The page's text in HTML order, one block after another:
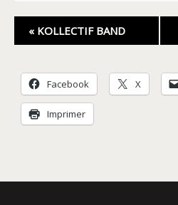
Navigation
Évènement
« KOLLECTIF BAND
Facebook X
Imprimer